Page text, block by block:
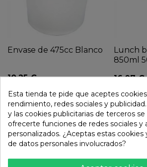
Envase de 475cc Blanco
10,25 €
Lunch
850ml
16,07 €
Esta tienda te pide que aceptes
rendimiento, redes sociales y
y las cookies publicitarias de terceros se
ofrecerte funciones de redes sociales y
personalizados. ¿Aceptas estas
de datos personales involucrados?